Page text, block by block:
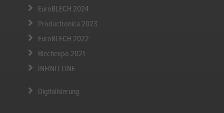
Die AIRCO® Geschichte
Das AIRCO®Team
Partner
Karriere
Zertifikate
NEWS & MESSEN